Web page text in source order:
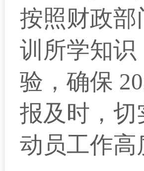
按照财政
训所学知
验，确保
报及时，
动员工作